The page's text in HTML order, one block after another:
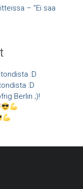
– ”Ei saa
:D
:D
Berlin ;)!